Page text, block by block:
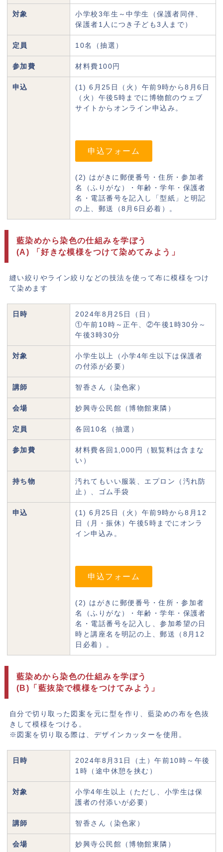
対象
小学校3年生～中学生（保護者同伴、
保護者1人につき子ども3人まで）
定員 10名（抽選）
参加費 材料費100円
申込
(1) 6月25日（火）午前9時から8月6日
（火）午後5時までに博物館のウェブ
サイトからオンライン申込み。
申込フォーム
(2) はがきに郵便番号・住所・参加者
名（ふりがな）・年齢・学年・保護者
名・電話番号を記入し「型紙」と明記
の上、郵送（8月6日必着）。
藍染めから染色の仕組みを学ぼう
(A) 「好きな模様をつけて染めてみよう」
縫い絞りやライン絞りなどの技法を使って布に模様をつけ
て染めます
日時
2024年8月25日（日）
①午前10時～正午、②午後1時30分～
午後3時30分
対象
小学生以上（小学4年生以下は保護者
の付添が必要）
講師 智香さん（染色家）
会場 妙興寺公民館（博物館東隣）
定員 各回10名（抽選）
参加費
材料費各回1,000円（観覧料は含まな
い）
持ち物
汚れてもいい服装、エプロン（汚れ防
止）、ゴム手袋
申込
(1) 6月25日（火）午前9時から8月12
日（月・振休）午後5時までにオンラ
イン申込み。
申込フォーム
(2) はがきに郵便番号・住所・参加者
名（ふりがな）・年齢・学年・保護者
名・電話番号を記入し、参加希望の日
時と講座名を明記の上、郵送（8月12
日必着）。
藍染めから染色の仕組みを学ぼう
(B)「藍抜染で模様をつけてみよう」
自分で切り取った図案を元に型を作り、藍染めの布を色抜
きして模様をつける。
※図案を切り取る際は、デザインカッターを使用。
日時
2024年8月31日（土）午前10時～午後
1時（途中休憩を挟む）
対象
小学4年生以上（ただし、小学生は保
護者の付添いが必要）
講師 智香さん（染色家）
会場 妙興寺公民館（博物館東隣）